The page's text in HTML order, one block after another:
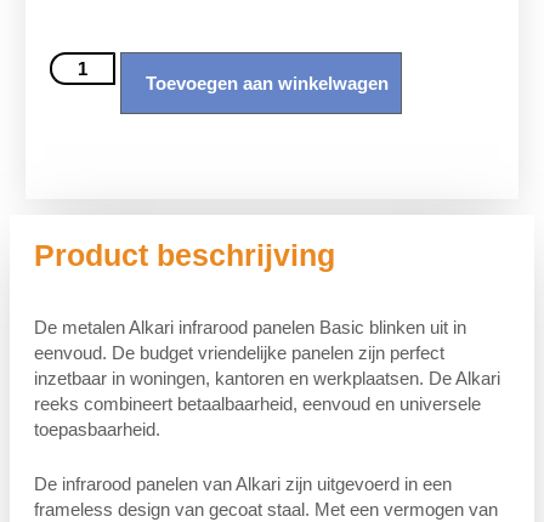
Toevoegen aan winkelwagen
Product beschrijving
De metalen Alkari infrarood panelen Basic blinken uit in
eenvoud. De budget vriendelijke panelen zijn perfect
inzetbaar in woningen, kantoren en werkplaatsen. De Alkari
reeks combineert betaalbaarheid, eenvoud en universele
toepasbaarheid.
De infrarood panelen van Alkari zijn uitgevoerd in een
frameless design van gecoat staal. Met een vermogen van